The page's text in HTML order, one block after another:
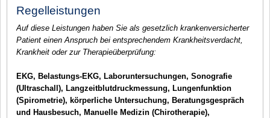
Regelleistungen
Auf diese Leistungen haben Sie als gesetzlich krankenversicherter
Patient einen Anspruch bei entsprechendem Krankheitsverdacht,
Krankheit oder zur Therapieüberprüfung:
EKG, Belastungs-EKG, Laboruntersuchungen, Sonografie
(Ultraschall), Langzeitblutdruckmessung, Lungenfunktion
(Spirometrie), körperliche Untersuchung, Beratungsgespräch
und Hausbesuch, Manuelle Medizin (Chirotherapie),